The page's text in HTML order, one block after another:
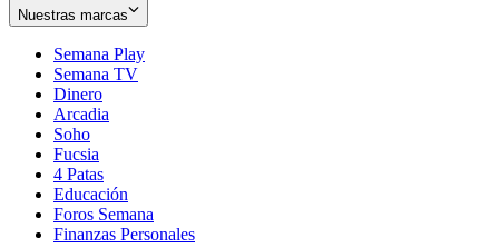
Nuestras marcas
Semana Play
Semana TV
Dinero
Arcadia
Soho
in
new
window
Fucsia
in
new
window
4 Patas
Educación
Foros Semana
Finanzas Personales